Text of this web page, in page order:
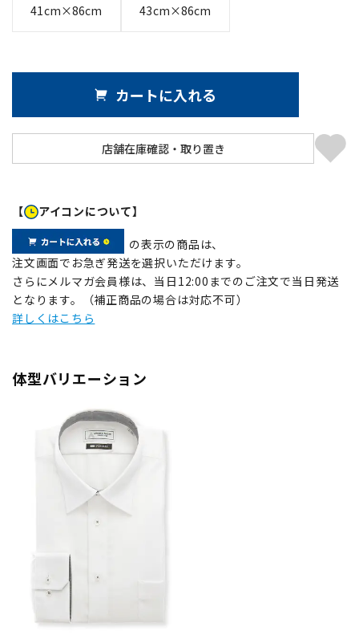
41cm×86cm 43cm×86cm
カートに入れる
【 アイコンについて】
の表示の商品は、
注文画面でお急ぎ発送を選択いただけます。
さらにメルマガ会員様は、当日12:00までのご注文で当日発送
となります。（補正商品の場合は対応不可）
詳しくはこちら
体型バリエーション